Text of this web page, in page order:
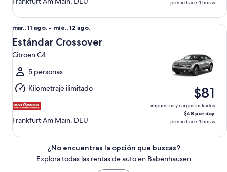
precio hace 4 horas
Del
mar.,
11
ago.
al
mié.,
12
ago.
mar., 11 ago. - mié., 12 ago.
Estándar Crossover
Citroen C4
5 personas
Kilometraje ilimitado
Frankfurt Am Main, DEU
$81
impuestos y cargos incluidos
$68 per day
precio hace 4 horas
Estándar Crossover Citroen C4
¿No encuentras la opción que buscas?
Explora todas las rentas de auto en Babenhausen